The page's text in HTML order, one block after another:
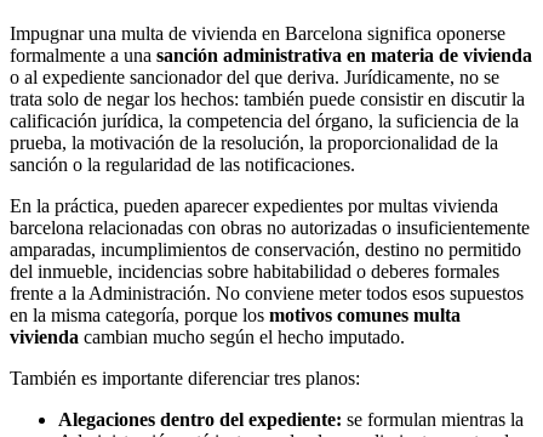
Impugnar una multa de vivienda en Barcelona significa oponerse
formalmente a una sanción administrativa en materia de vivienda
o al expediente sancionador del que deriva. Jurídicamente, no se
trata solo de negar los hechos: también puede consistir en discutir la
calificación jurídica, la competencia del órgano, la suficiencia de la
prueba, la motivación de la resolución, la proporcionalidad de la
sanción o la regularidad de las notificaciones.
En la práctica, pueden aparecer expedientes pormultas vivienda
barcelona relacionadas con obras no autorizadas o insuficientemente
amparadas, incumplimientos de conservación, destino no permitido
del inmueble, incidencias sobre habitabilidad o deberes formales
frente a la Administración. No conviene meter todos esos supuestos
en la misma categoría, porque los motivos comunes multa
vivienda cambian mucho según el hecho imputado.
También es importante diferenciar tres planos:
Alegaciones dentro del expediente: se formulan mientras la